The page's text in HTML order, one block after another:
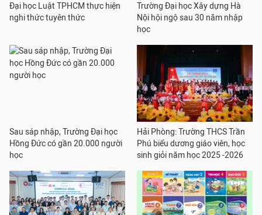
Đại học Luật TPHCM thực hiện
nghi thức tuyên thức
Trường Đại học Xây dựng Hà
Nội hội ngộ sau 30 năm nhập
học
Sau sáp nhập, Trường Đại học
Hồng Đức có gần 20.000 người
học
Hải Phòng: Trường THCS Trần
Phú biểu dương giáo viên, học
sinh giỏi năm học 2025 -2026